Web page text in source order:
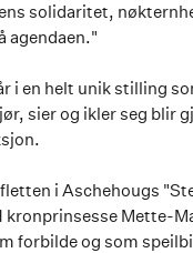
solidaritet,
agendaen."
i en helt unik stilling
sier og ikler seg blir
i Aschehougs
kronprinsesse Mette-
forbilde og som